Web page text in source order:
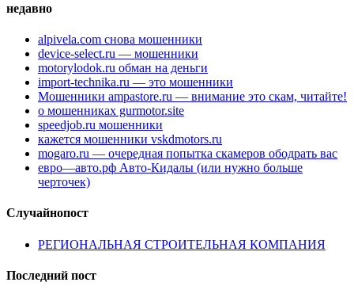
недавно
alpivela.com снова мошенники
device-select.ru — мошенники
motorylodok.ru обман на деньги
import-technika.ru — это мошенники
Мошенники ampastore.ru — внимание это скам, читайте!
о мошенниках gurmotor.site
speedjob.ru мошенники
кажется мошенники vskdmotors.ru
mogaro.ru — очередная попытка скамеров ободрать вас
евро—авто.рф Авто-Кидалы (или нужно больше
черточек)
Случайнопост
РЕГИОНАЛЬНАЯ СТРОИТЕЛЬНАЯ КОМПАНИЯ
Последний пост